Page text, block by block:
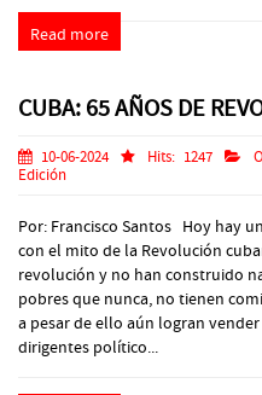
Read more
CUBA: 65 AÑOS DE
10-06-2024 Hits: 1247
Edición
Por: Francisco Santos Hoy hay
con el mito de la Revolución
revolución y no han construido
pobres que nunca, no tienen
a pesar de ello aún logran
dirigentes político...